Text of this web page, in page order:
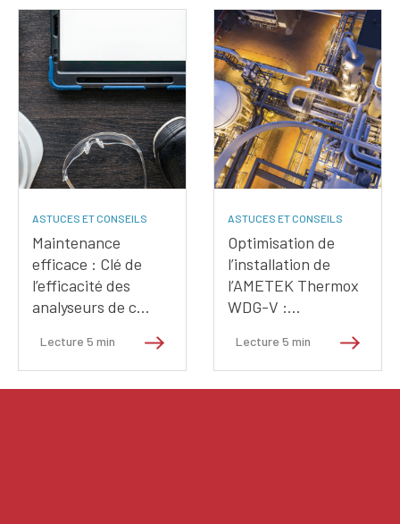
ASTUCES ET CONSEILS
Maintenance
efficace : Clé de
l’efficacité des
analyseurs de c…
Lecture 5 min
ASTUCES ET CONSEILS
Optimisation de
l’installation de
l’AMETEK Thermox
WDG-V :…
Lecture 5 min